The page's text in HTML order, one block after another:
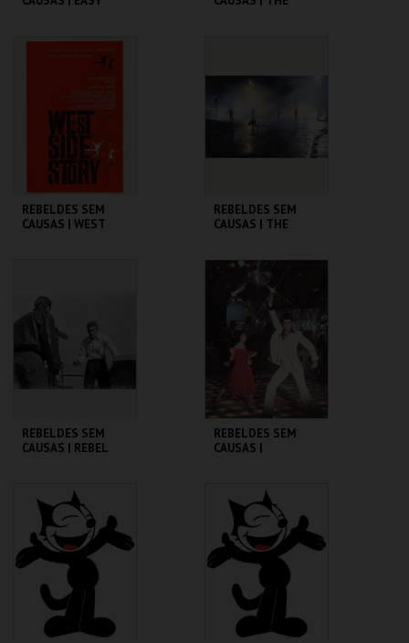
CINEMATECA
COMPRAR
REBELDES SEM
CAUSAS | WEST
MAIS INFO
COMPRAR
REBELDES SEM
CAUSAS | THE
CINEMATECA
MAIS INFO
COMPRAR
REBELDES SEM
CAUSAS | REBEL
CINEMATECA
MAIS INFO
COMPRAR
REBELDES SEM
CAUSAS |
CINEMATECA
MAIS INFO
COMPRAR